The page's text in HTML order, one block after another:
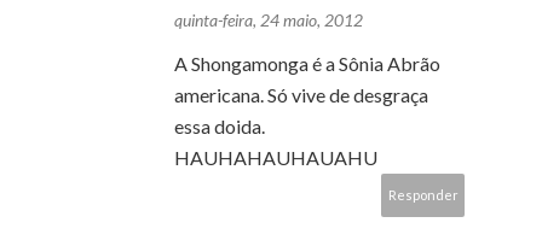
quinta-feira, 24 maio, 2012
A Shongamonga é a Sônia Abrão
americana. Só vive de desgraça
essa doida.
HAUHAHAUHAUAHU
Responder